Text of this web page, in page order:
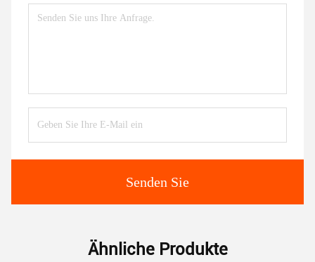
Senden Sie
Ähnliche Produkte